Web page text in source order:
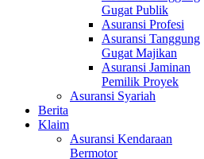
Gugat Publik
Asuransi Profesi
Asuransi Tanggung
Gugat Majikan
Asuransi Jaminan
Pemilik Proyek
Asuransi Syariah
Berita
Klaim
Asuransi Kendaraan
Bermotor